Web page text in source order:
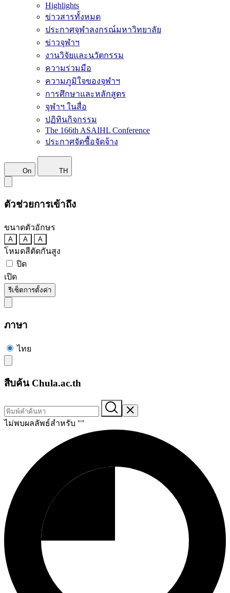
Highlights
ข่าวสารทั้งหมด
ประกาศจุฬาลงกรณ์มหาวิทยาลัย
ข่าวจุฬาฯ
งานวิจัยและนวัตกรรม
ความร่วมมือ
ความภูมิใจของจุฬาฯ
การศึกษาและหลักสูตร
จุฬาฯ ในสื่อ
ปฏิทินกิจกรรม
The 166th ASAIHL Conference
ประกาศจัดซื้อจัดจ้าง
On TH
ตัวช่วยการเข้าถึง
ขนาดตัวอักษร
A A A
โหมดสีตัดกันสูง
ปิด
เปิด
รีเซ็ตการตั้งค่า
ภาษา
ไทย
สืบค้น Chula.ac.th
ไม่พบผลลัพธ์สำหรับ ""